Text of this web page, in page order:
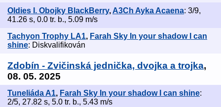
Oldies I. Obojky BlackBerry, A3Ch Ayka Acaena: 3/9,
41.26 s, 0.0 tr. b., 5.09 m/s
Tachyon Trophy LA1, Farah Sky In your shadow I can
shine: Diskvalifikován
Zdobín - Zvičinská jednička, dvojka a trojka,
08. 05. 2025
Tuneliáda A1, Farah Sky In your shadow I can shine:
2/5, 27.82 s, 5.0 tr. b., 5.43 m/s